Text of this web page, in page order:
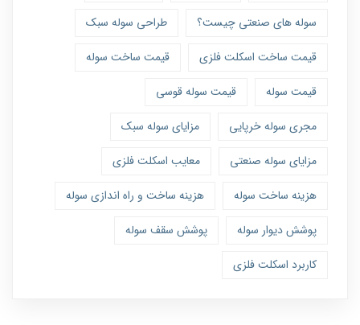
سوله های صنعتی چیست؟
طراحی سوله سبک
قیمت ساخت اسکلت فلزی
قیمت ساخت سوله
قیمت سوله
قیمت سوله قوسی
مجری سوله خرپایی
مزایای سوله سبک
مزایای سوله صنعتی
معایب اسکلت فلزی
هزینه ساخت سوله
هزینه ساخت و راه اندازی سوله
پوشش دیوار سوله
پوشش سقف سوله
کاربرد اسکلت فلزی